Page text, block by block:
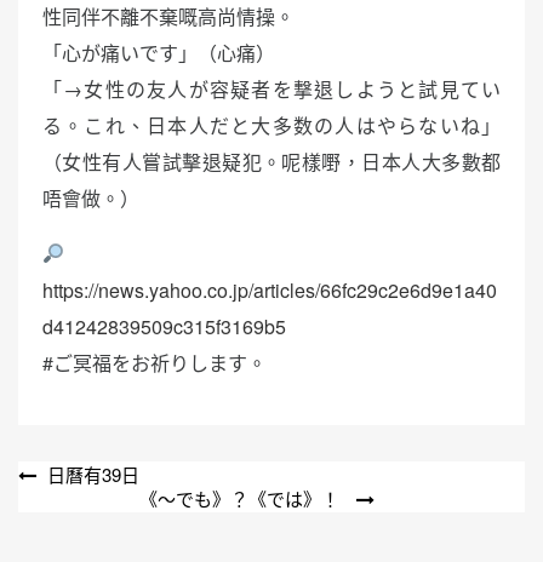
性同伴不離不棄嘅高尚情操。
「心が痛いです」（心痛）
「→女性の友人が容疑者を撃退しようと試見てい
る。これ、日本人だと大多数の人はやらないね」
（女性有人嘗試擊退疑犯。呢樣嘢，日本人大多數都
唔會做。）
https://news.yahoo.co.jp/articles/66fc29c2e6d9e1a40
d41242839509c315f3169b5
#ご冥福をお祈りします。
文 日曆有39日
《〜でも》？《では》！